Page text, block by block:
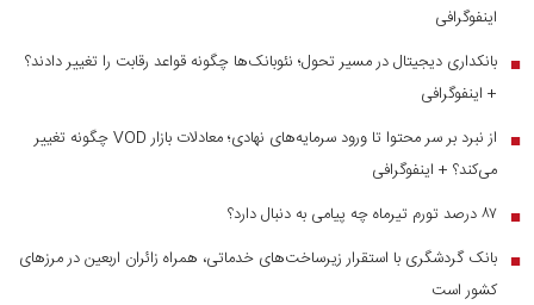
اینفوگرافی
■ بانکداری دیجیتال در مسیر تحول؛ نئوبانک‌ها چگونه قواعد رقابت را تغییر دادند؟
+ اینفوگرافی
■
از نبرد بر سر محتوا تا ورود سرمایه‌های نهادی؛ معادلات بازار VOD چگونه تغییر
می‌کند؟ + اینفوگرافی
■ ۸۷ درصد تورم تیرماه چه پیامی به دنبال دارد؟
■ بانک گردشگری با استقرار زیرساخت‌های خدماتی، همراه زائران اربعین در مرز‌های
کشور است